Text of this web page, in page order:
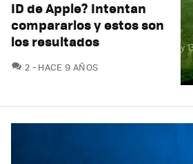
ID de Apple? Intentan
compararlos y estos son
los resultados
2 COMENTARIOS
HACE 9 AÑOS